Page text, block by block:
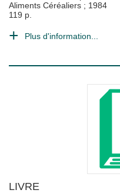
Aliments Céréaliers ; 1984
119 p.
Plus d'information...
LIVRE